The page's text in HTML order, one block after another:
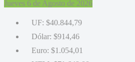
Jueves 6 de Agosto de 2026
UF: $40.844,79
Dólar: $914,46
Euro: $1.054,01